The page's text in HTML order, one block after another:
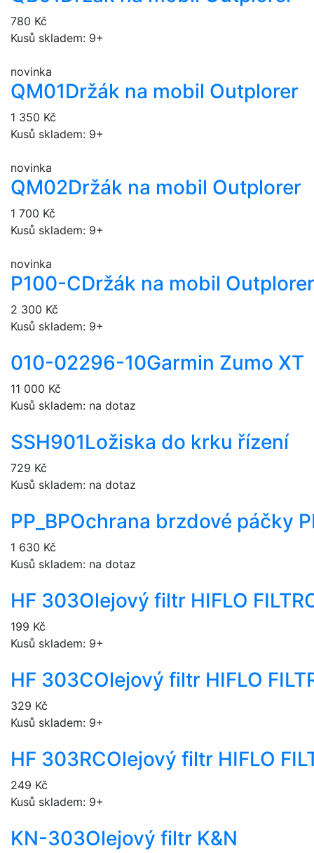
780 Kč
Kusů skladem: 9+
novinka
QM01Držák na mobil Outplorer
1 350 Kč
Kusů skladem: 9+
novinka
QM02Držák na mobil Outplorer
1 700 Kč
Kusů skladem: 9+
novinka
P100-CDržák na mobil
2 300 Kč
Kusů skladem: 9+
010-02296-10Garmin Zumo XT
11 000 Kč
Kusů skladem: na dotaz
SSH901Ložiska do krku řízení
729 Kč
Kusů skladem: na dotaz
PP_BPOchrana brzdové páčky
1 630 Kč
Kusů skladem: na dotaz
HF 303Olejový filtr HIFLO
199 Kč
Kusů skladem: 9+
HF 303COlejový filtr HIFLO
329 Kč
Kusů skladem: 9+
HF 303RCOlejový filtr HIFLO
249 Kč
Kusů skladem: 9+
KN-303Olejový filtr K&N